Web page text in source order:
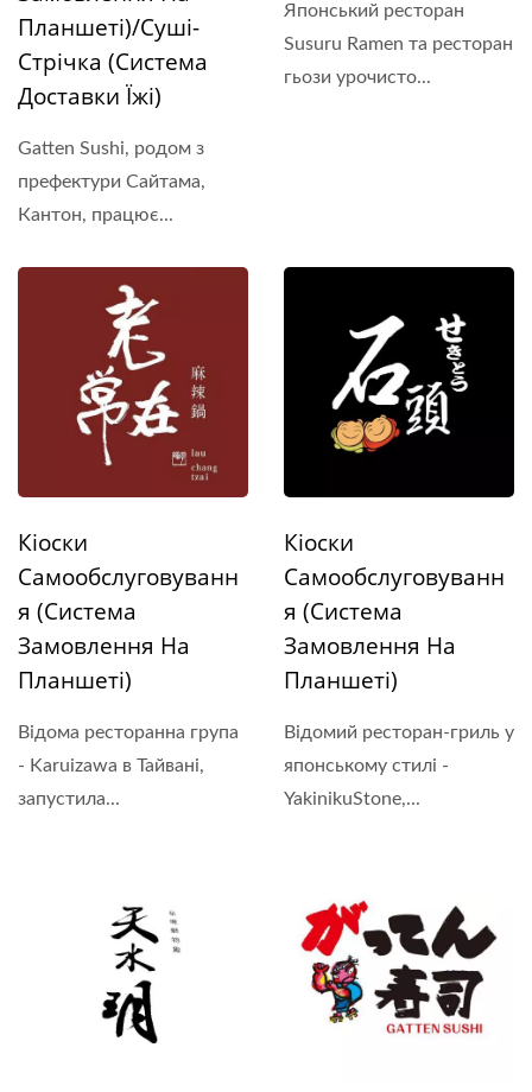
Планшеті)/Суші-
Стрічка (Система
Доставки Їжі)
Gatten Sushi, родом з
префектури Сайтама,
Кантон, працює...
Японський ресторан
Susuru Ramen та ресторан
гьози урочисто...
Кіоски
Самообслуговуванн
Я (Система
Замовлення На
Планшеті)
Відома ресторанна група
- Karuizawa в Тайвані,
запустила...
Кіоски
Самообслуговуванн
Я (Система
Замовлення На
Планшеті)
Відомий ресторан-гриль у
японському стилі -
YakinikuStone,...